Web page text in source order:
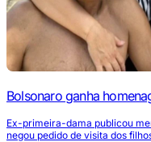
Bolsonaro ganha
Ex-primeira-dama publicou
negou pedido de visita dos